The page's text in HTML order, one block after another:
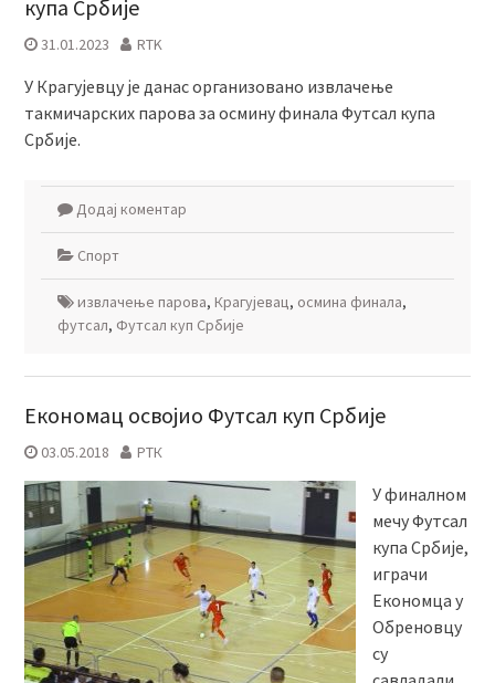
купа Србије
31.01.2023 RTK
У Крагујевцу је данас организовано извлачење
такмичарских парова за осмину финала Футсал купа
Србије.
Додај коментар
Спорт
извлачење парова, Крагујевац, осмина финала,
футсал, Футсал куп Србије
Економац освојио Футсал куп Србије
03.05.2018 РТК
У финалном
мечу Футсал
купа Србије,
играчи
Економца у
Обреновцу
су